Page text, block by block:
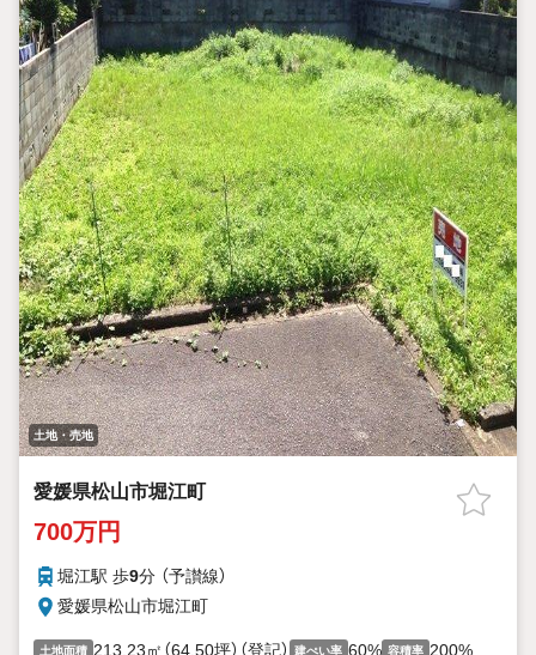
土地・売地
愛媛県松山市堀江町
700万円
堀江駅 歩9分 （予讃線）
愛媛県松山市堀江町
土地面積 213.23㎡（64.50坪）（登記） 建ぺい率 60% 容積率 200%